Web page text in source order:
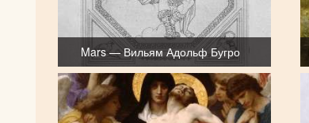
Mars — Вильям Адольф Бугро